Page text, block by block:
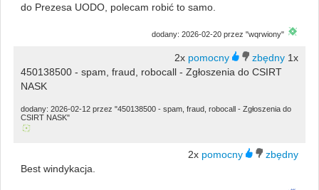
do Prezesa UODO, polecam robić to samo.
dodany: 2026-02-20 przez "wqrwiony"
2x
1x
450138500 - spam, fraud, robocall - Zgłoszenia do CSIRT
NASK
dodany: 2026-02-12 przez "450138500 - spam, fraud, robocall - Zgłoszenia do
CSIRT NASK"
2x
Best windykacja.